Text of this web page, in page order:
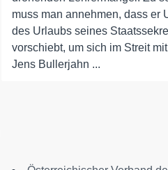
muss man annehmen, dass er
des Urlaubs seines
vorschiebt, um sich im Streit
Jens Bullerjahn ...